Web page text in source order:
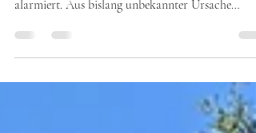
im Kreuzungsbereich Alland
alarmiert. Aus bislang unbekannter Ursache
kollidierten zwei PKW frontal miteinander.
Glücklicherweise wurde bei dem Unfall niemand